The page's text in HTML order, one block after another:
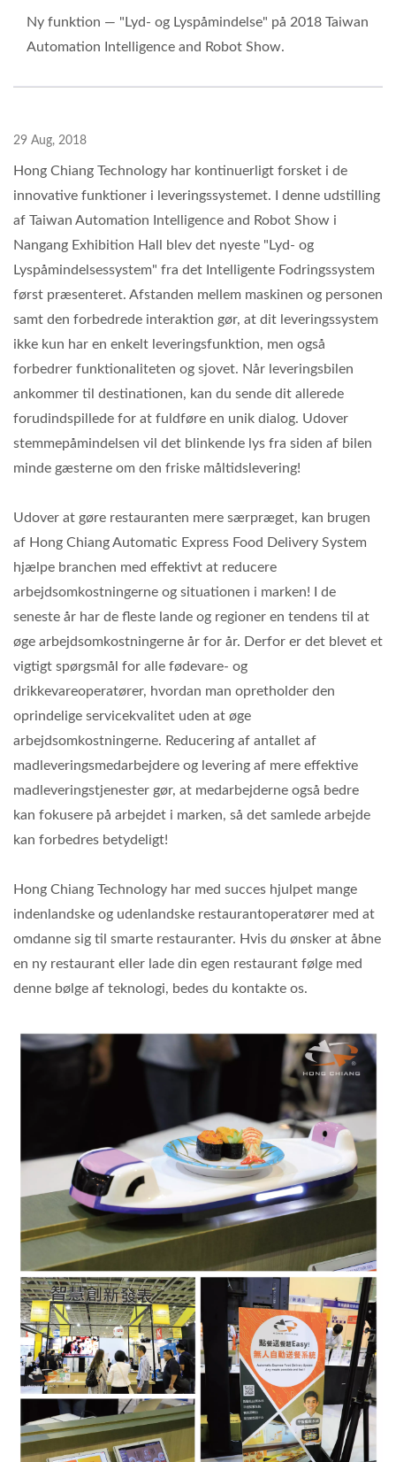
Ny funktion — "Lyd- og Lyspåmindelse" på 2018 Taiwan
Automation Intelligence and Robot Show.
29 Aug, 2018
Hong Chiang Technology har kontinuerligt forsket i de
innovative funktioner i leveringssystemet. I denne udstilling
af Taiwan Automation Intelligence and Robot Show i
Nangang Exhibition Hall blev det nyeste "Lyd- og
Lyspåmindelsessystem" fra det Intelligente Fodringssystem
først præsenteret. Afstanden mellem maskinen og personen
samt den forbedrede interaktion gør, at dit leveringssystem
ikke kun har en enkelt leveringsfunktion, men også
forbedrer funktionaliteten og sjovet. Når leveringsbilen
ankommer til destinationen, kan du sende dit allerede
forudindspillede for at fuldføre en unik dialog. Udover
stemmepåmindelsen vil det blinkende lys fra siden af bilen
minde gæsterne om den friske måltidslevering!
Udover at gøre restauranten mere særpræget, kan brugen
af Hong Chiang Automatic Express Food Delivery System
hjælpe branchen med effektivt at reducere
arbejdsomkostningerne og situationen i marken! I de
seneste år har de fleste lande og regioner en tendens til at
øge arbejdsomkostningerne år for år. Derfor er det blevet et
vigtigt spørgsmål for alle fødevare- og
drikkevareoperatører, hvordan man opretholder den
oprindelige servicekvalitet uden at øge
arbejdsomkostningerne. Reducering af antallet af
madleveringsmedarbejdere og levering af mere effektive
madleveringstjenester gør, at medarbejderne også bedre
kan fokusere på arbejdet i marken, så det samlede arbejde
kan forbedres betydeligt!
Hong Chiang Technology har med succes hjulpet mange
indenlandske og udenlandske restaurantoperatører med at
omdanne sig til smarte restauranter. Hvis du ønsker at åbne
en ny restaurant eller lade din egen restaurant følge med
denne bølge af teknologi, bedes du kontakte os.